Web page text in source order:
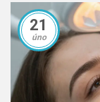
21
úno